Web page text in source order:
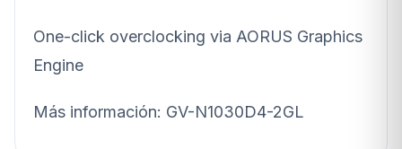
One-click overclocking via AORUS Graphics
Engine
Más información: GV-N1030D4-2GL